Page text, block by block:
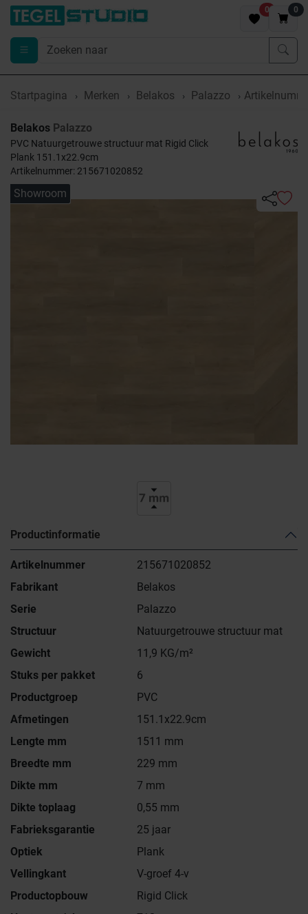
0 0
Startpagina Merken Belakos Palazzo
Belakos Palazzo
PVC Natuurgetrouwe structuur mat Rigid Click
Plank 151.1x22.9cm
Artikelnummer: 215671020852
Showroom
Productinformatie
Artikelnummer
215671020852
Fabrikant
Belakos
Serie
Palazzo
Structuur
Natuurgetrouwe structuur mat
Gewicht
11,9 KG/m²
Stuks per pakket
6
Productgroep
PVC
Afmetingen
151.1x22.9cm
Lengte mm
1511 mm
Breedte mm
229 mm
Dikte mm
7 mm
Dikte toplaag
0,55 mm
Fabrieksgarantie
25 jaar
Optiek
Plank
Vellingkant
V-groef 4-v
Productopbouw
Rigid Click